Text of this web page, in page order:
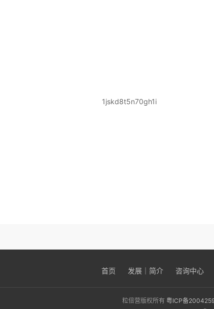
1jskd8t5n70gh1i
首页 发展｜简介 咨询中心
粒倍营版权所有 粤ICP备